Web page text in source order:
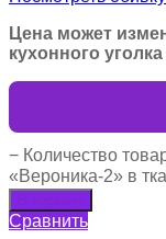
Цена может
кухонного уголка
− Количество
«Вероника-2» в
В корзину
Сравнить